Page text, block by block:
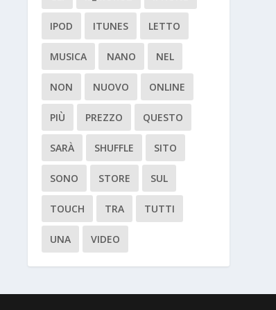
IPOD ITUNES LETTO
MUSICA NANO NEL
NON NUOVO ONLINE
PIÙ PREZZO QUESTO
SARÀ SHUFFLE SITO
SONO STORE SUL
TOUCH TRA TUTTI
UNA VIDEO